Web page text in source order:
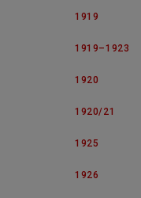
1919
1919–1923
1920
1920/21
1925
1926